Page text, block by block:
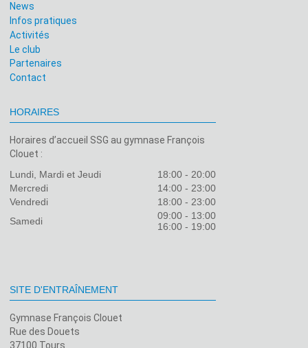
News
Infos pratiques
Activités
Le club
Partenaires
Contact
HORAIRES
Horaires d’accueil SSG au gymnase François
Clouet :
Lundi, Mardi et Jeudi
18:00 - 20:00
Mercredi
14:00 - 23:00
Vendredi
18:00 - 23:00
Samedi
09:00 - 13:00
16:00 - 19:00
SITE D'ENTRAÎNEMENT
Gymnase François Clouet
Rue des Douets
37100 Tours